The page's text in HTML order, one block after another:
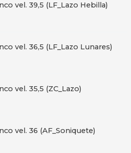
vel. 39,5 (LF_Lazo Hebilla)
vel. 36,5 (LF_Lazo Lunares)
vel. 35,5 (ZC_Lazo)
vel. 36 (AF_Soniquete)